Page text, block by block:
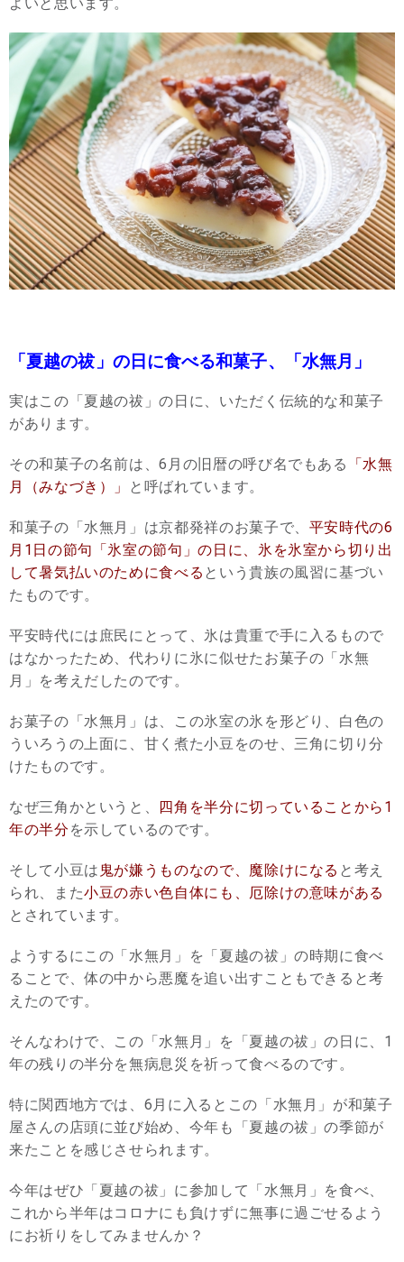
「夏越の祓」の日に食べる和菓子、「水無月」
実はこの「夏越の祓」の日に、いただく伝統的な和菓子
があります。
その和菓子の名前は、6月の旧暦の呼び名でもある
「水無
月（みなづき）」 と呼ばれています。
和菓子の「水無月」は京都発祥のお菓子で、 平安時代の6
月1日の節句「氷室の節句」の日に、氷を氷室から切り出
して暑気払いのために食べる という貴族の風習に基づい
たものです。
平安時代には庶民にとって、氷は貴重で手に入るもので
はなかったため、代わりに氷に似せたお菓子の「水無
月」を考えだしたのです。
お菓子の「水無月」は、この氷室の氷を形どり、白色の
ういろうの上面に、甘く煮た小豆をのせ、三角に切り分
けたものです。
なぜ三角かというと、
四角を半分に切っていることから1
年の半分 を示しているのです。
そして小豆は 鬼が嫌うものなので、魔除けになる と考え
られ、また小豆の赤い色自体にも、厄除けの意味がある
とされています。
ようするにこの「水無月」を「夏越の祓」の時期に食べ
ることで、体の中から悪魔を追い出すこともできると考
えたのです。
そんなわけで、この「水無月」を「夏越の祓」の日に、1
年の残りの半分を無病息災を祈って食べるのです。
特に関西地方では、6月に入るとこの「水無月」が和菓子
屋さんの店頭に並び始め、今年も「夏越の祓」の季節が
来たことを感じさせられます。
今年はぜひ「夏越の祓」に参加して「水無月」を食べ、
これから半年はコロナにも負けずに無事に過ごせるよう
にお祈りをしてみませんか？